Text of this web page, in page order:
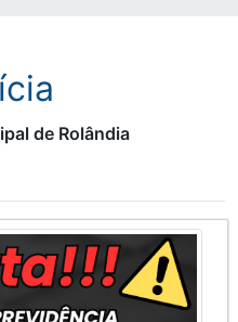
de Rolândia